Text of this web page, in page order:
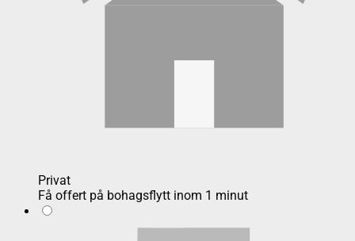
Privat
Få offert på bohagsflytt inom 1 minut